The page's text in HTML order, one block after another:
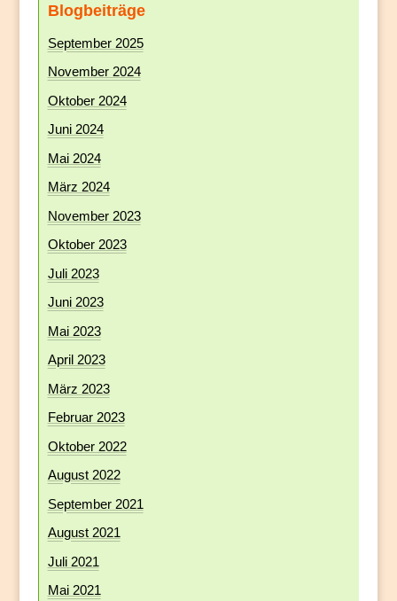
Blogbeiträge
September 2025
November 2024
Oktober 2024
Juni 2024
Mai 2024
März 2024
November 2023
Oktober 2023
Juli 2023
Juni 2023
Mai 2023
April 2023
März 2023
Februar 2023
Oktober 2022
August 2022
September 2021
August 2021
Juli 2021
Mai 2021